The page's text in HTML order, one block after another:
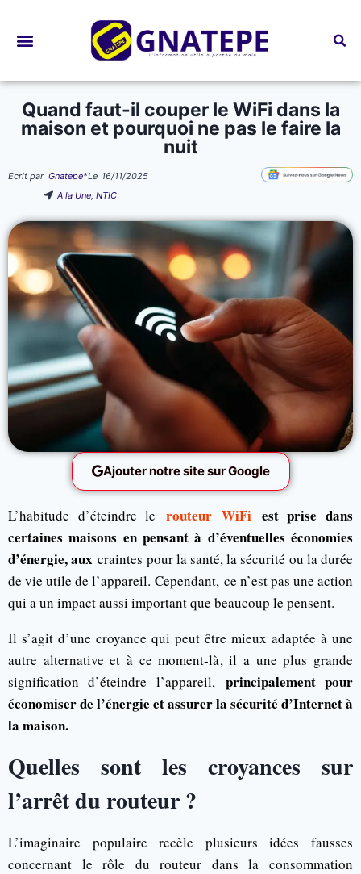
Quand faut-il couper le WiFi dans la
maison et pourquoi ne pas le faire la
nuit
Ecrit par Gnatepe*Le 16/11/2025
A la Une,NTIC
Ajouter notre site sur Google
L’habitude d’éteindre le routeurWiFi est prise dans
certaines maisons en pensant à d’éventuelles économies
d’énergie, aux craintes pour la santé, la sécurité ou la durée
de vie utile de l’appareil. Cependant, ce n’est pas une action
qui a un impact aussi important que beaucoup le pensent.
Il s’agit d’une croyance qui peut être mieux adaptée à une
autre alternative et à ce moment-là, il a une plus grande
signification d’éteindre l’appareil,principalement pour
économiser de l’énergie et assurer la sécurité d’Internet à
la maison.
Quelles sont les croyances sur
l’arrêt du routeur ?
L’imaginaire populaire recèle plusieurs idées fausses
concernant le rôle du routeur dans la consommation